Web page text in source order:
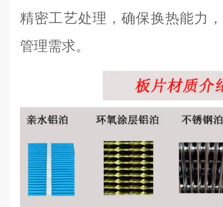
精密工艺处理，确保换热能力
管理需求。